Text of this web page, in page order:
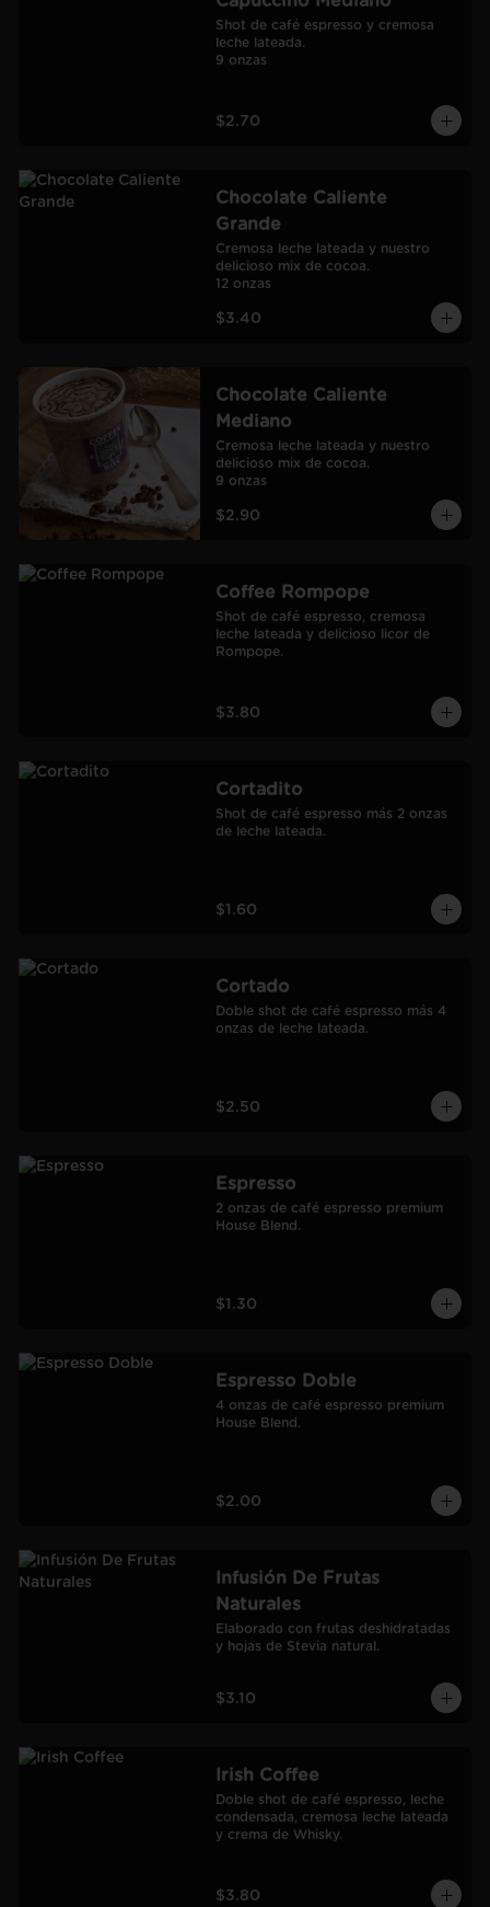
Shot de café espresso y cremosa
leche lateada.
9 onzas
$2.70
Chocolate Caliente
Grande
Cremosa leche lateada y nuestro
delicioso mix de cocoa.
12 onzas
$3.40
Chocolate Caliente
Mediano
Cremosa leche lateada y nuestro
delicioso mix de cocoa.
9 onzas
$2.90
Coffee Rompope
Shot de café espresso, cremosa
leche lateada y delicioso licor de
Rompope.
$3.80
Cortadito
Shot de café espresso más 2 onzas
de leche lateada.
$1.60
Cortado
Doble shot de café espresso más 4
onzas de leche lateada.
$2.50
Espresso
2 onzas de café espresso premium
House Blend.
$1.30
Espresso Doble
4 onzas de café espresso premium
House Blend.
$2.00
Infusión De Frutas
Naturales
Elaborado con frutas deshidratadas
y hojas de Stevia natural.
$3.10
Irish Coffee
Doble shot de café espresso, leche
condensada, cremosa leche lateada
y crema de Whisky.
$3.80